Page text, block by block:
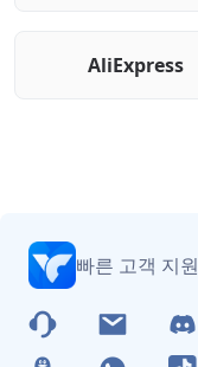
AliExpress
빠른 고객 지원